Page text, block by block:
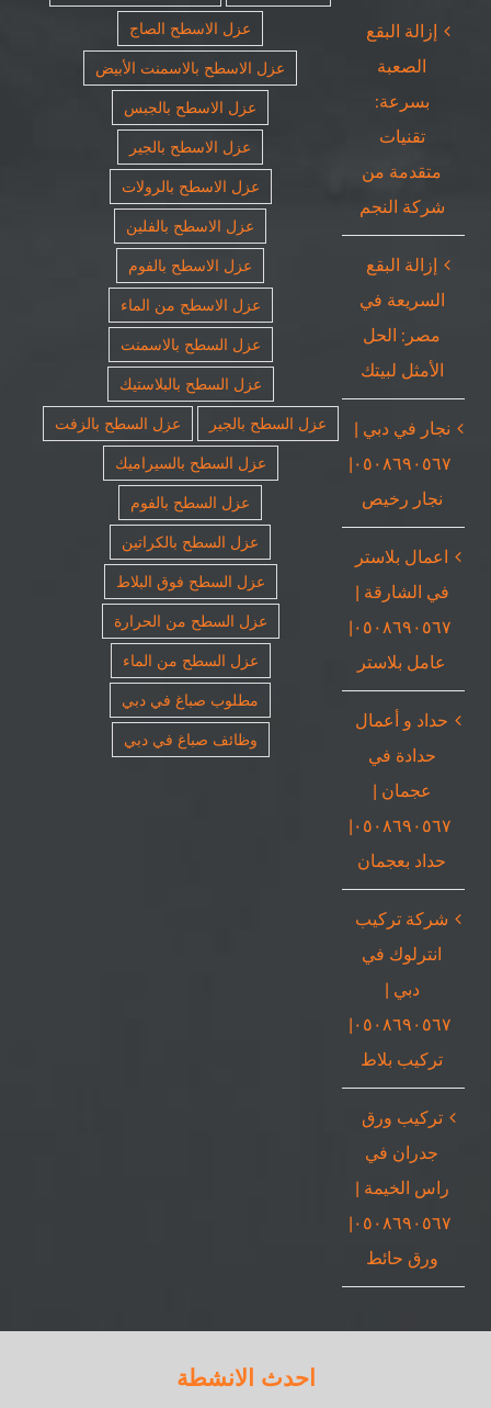
إزالة البقع
الصعبة
بسرعة:
تقنيات
متقدمة من
شركة النجم
إزالة البقع
السريعة في
مصر: الحل
الأمثل لبيتك
نجار في دبي |
٠٥٠٨٦٩٠٥٦٧|
نجار رخيص
اعمال بلاستر
في الشارقة |
٠٥٠٨٦٩٠٥٦٧|
عامل بلاستر
حداد و أعمال
حدادة في
عجمان |
٠٥٠٨٦٩٠٥٦٧|
حداد بعجمان
شركة تركيب
انترلوك في
دبي |
٠٥٠٨٦٩٠٥٦٧|
تركيب بلاط
تركيب ورق
جدران في
راس الخيمة |
٠٥٠٨٦٩٠٥٦٧|
ورق حائط
عزل الاسطح الصاج
عزل الاسطح بالاسمنت الأبيض
عزل الاسطح بالجبس
عزل الاسطح بالجير
عزل الاسطح بالرولات
عزل الاسطح بالفلين
عزل الاسطح بالفوم
عزل الاسطح من الماء
عزل السطح بالاسمنت
عزل السطح بالبلاستيك
عزل السطح بالجير
عزل السطح بالزفت
عزل السطح بالسيراميك
عزل السطح بالفوم
عزل السطح بالكراتين
عزل السطح فوق البلاط
عزل السطح من الحرارة
عزل السطح من الماء
مطلوب صباغ في دبي
وظائف صباغ في دبي
احدث الانشطة